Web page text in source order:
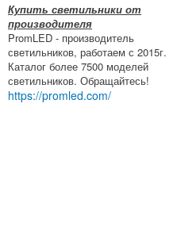
Купить светильники от
производителя
PromLED - производитель
светильников, работаем с 2015г.
Каталог более 7500 моделей
светильников. Обращайтесь!
https://promled.com/